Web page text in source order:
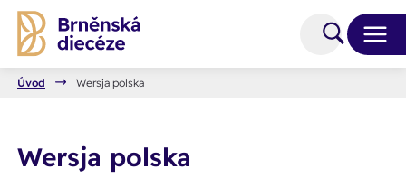
Úvod Wersja polska
Wersja polska